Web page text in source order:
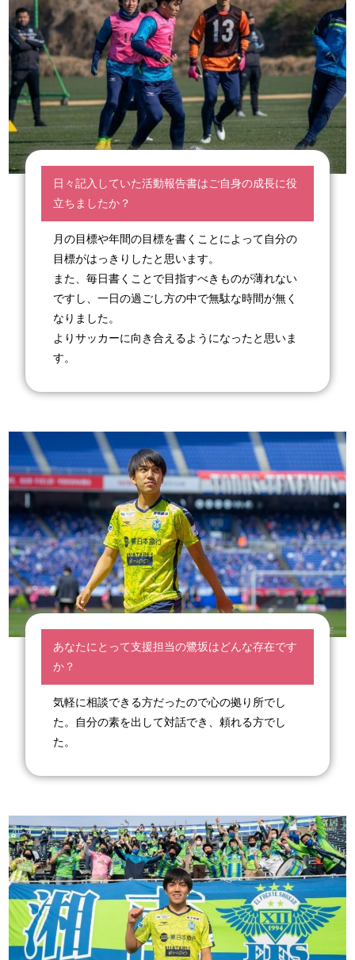
日々記入していた活動報告書はご自身の成長に役
立ちましたか？
月の目標や年間の目標を書くことによって自分の
目標がはっきりしたと思います。
また、毎日書くことで目指すべきものが薄れない
ですし、一日の過ごし方の中で無駄な時間が無く
なりました。
よりサッカーに向き合えるようになったと思いま
す。
あなたにとって支援担当の鷺坂はどんな存在です
か？
気軽に相談できる方だったので心の拠り所でし
た。自分の素を出して対話でき、頼れる方でし
た。